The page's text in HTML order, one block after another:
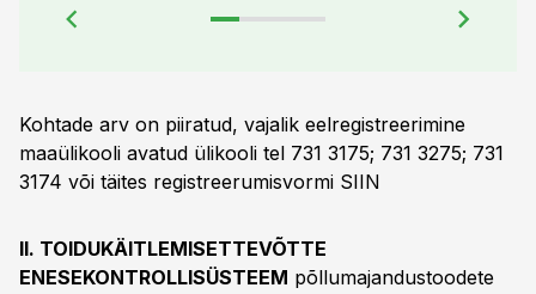
Kohtade arv on piiratud, vajalik eelregistreerimine
maaülikooli avatud ülikooli tel 731 3175; 731 3275; 731
3174 või täites registreerumisvormi SIIN
II. TOIDUKÄITLEMISETTEVÕTTE
ENESEKONTROLLISÜSTEEM põllumajandustoodete